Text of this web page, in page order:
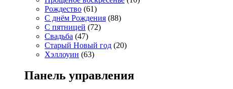
Рождество (61)
С днём Рождения (88)
С пятницей (72)
Свадьба (47)
Старый Новый год (20)
Хэллоуин (63)
Панель управления